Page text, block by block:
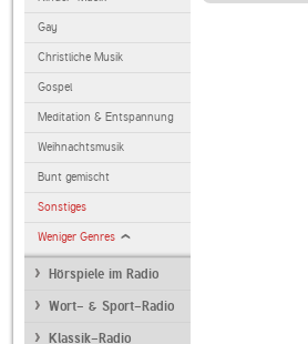
Gay
Christliche Musik
Gospel
Meditation & Entspannung
Weihnachtsmusik
Bunt gemischt
Sonstiges
Weniger Genres
Hörspiele im Radio
Wort- & Sport-Radio
Klassik-Radio